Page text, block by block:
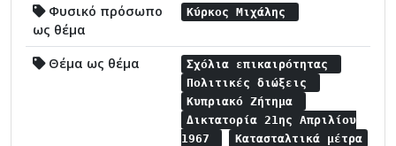
Φυσικό πρόσωπο
ως θέμα
Κύρκος Μιχάλης
Θέμα ως θέμα
Σχόλια επικαιρότητας
Πολιτικές διώξεις
Κυπριακό Ζήτημα
Δικτατορία 21ης Απριλίου
1967
Κατασταλτικά μέτρα